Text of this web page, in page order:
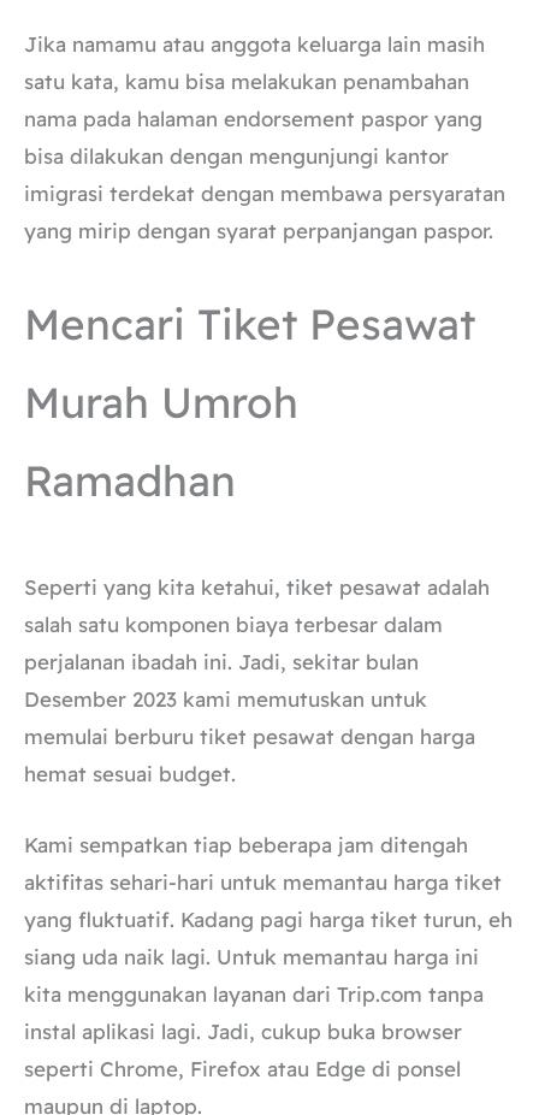
Jika namamu atau anggota keluarga lain masih
satu kata, kamu bisa melakukan penambahan
nama pada halaman endorsement paspor yang
bisa dilakukan dengan mengunjungi kantor
imigrasi terdekat dengan membawa persyaratan
yang mirip dengan syarat perpanjangan paspor.
Mencari Tiket Pesawat
Murah Umroh
Ramadhan
Seperti yang kita ketahui, tiket pesawat adalah
salah satu komponen biaya terbesar dalam
perjalanan ibadah ini. Jadi, sekitar bulan
Desember 2023 kami memutuskan untuk
memulai berburu tiket pesawat dengan harga
hemat sesuai budget.
Kami sempatkan tiap beberapa jam ditengah
aktifitas sehari-hari untuk memantau harga tiket
yang fluktuatif. Kadang pagi harga tiket turun, eh
siang uda naik lagi. Untuk memantau harga ini
kita menggunakan layanan dari Trip.com tanpa
instal aplikasi lagi. Jadi, cukup buka browser
seperti Chrome, Firefox atau Edge di ponsel
maupun di laptop.